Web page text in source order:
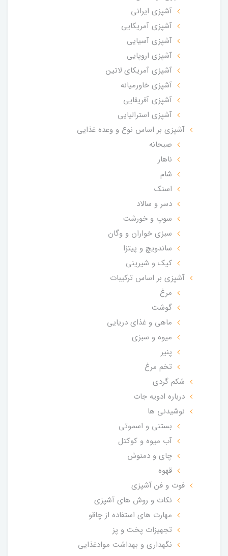
آشپزی ایرانی
آشپزی آمریکایی
آشپزی آسیایی
آشپزی اروپایی
آشپزی آمریکای لاتین
آشپزی خاورمیانه
آشپزی آفریقایی
آشپزی استرالیایی
آشپزی بر اساس نوع و وعده غذایی
صبحانه
ناهار
شام
اسنک
دسر و سالاد
سوپ و خورشت
سبزی خواران و وگان
ساندویچ و پیتزا
کیک و شیرینی
آشپزی بر اساس ترکیبات
مرغ
گوشت
ماهی و غذای دریایی
میوه و سبزی
پنیر
تخم مرغ
شکم گردی
درباره ادویه جات
نوشیدنی ها
بستنی و اسموتی
آب میوه و کوکتل
چای و دمنوش
قهوه
فوت و فن آشپزی
نکات و روش های آشپزی
مهارت های استفاده از چاقو
تجهیزات پخت و پز
نگهداری و بهداشت موادغذایی